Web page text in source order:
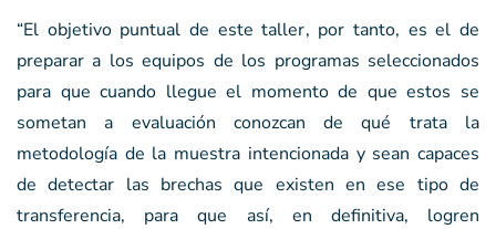
“El objetivo puntual de este taller, por tanto, es el de
preparar a los equipos de los programas seleccionados
para que cuando llegue el momento de que estos se
sometan a evaluación conozcan de qué trata la
metodología de la muestra intencionada y sean capaces
de detectar las brechas que existen en ese tipo de
transferencia, para que así, en definitiva, logren